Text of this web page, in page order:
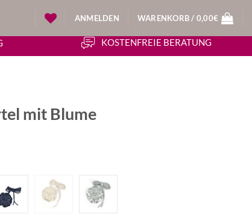
ANMELDEN WARENKORB / 0,00€
KOSTENFREIE BERATUNG
mit Blume